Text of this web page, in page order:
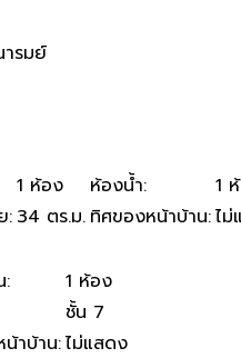
ารมย์
1 ห้อง ห้องน้ำ:
1
: 34 ตร.ม. ทิศของหน้าบ้าน:ไม่
:
1 ห้อง
ชั้น 7
าบ้าน:ไม่แสดง